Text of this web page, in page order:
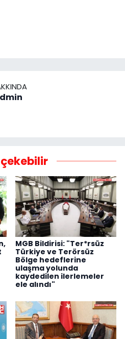
MGB Bildirisi: "Ter*rsüz
Türkiye ve Terörsüz
Bölge hedeflerine
ulaşma yolunda
kaydedilen ilerlemeler
ele alındı"